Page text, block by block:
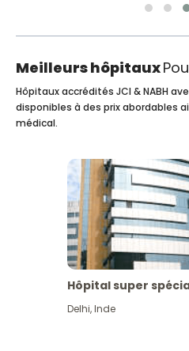
Meilleurs hôpitaux
Hôpitaux accrédités JCI & NABH
disponibles à des prix abordables
médical.
Hôpital super
Delhi,Inde